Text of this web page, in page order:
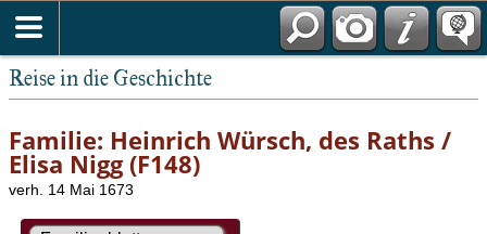
Reise in die Geschichte
Familie: Heinrich Würsch, des Raths /
Elisa Nigg (F148)
verh. 14 Mai 1673